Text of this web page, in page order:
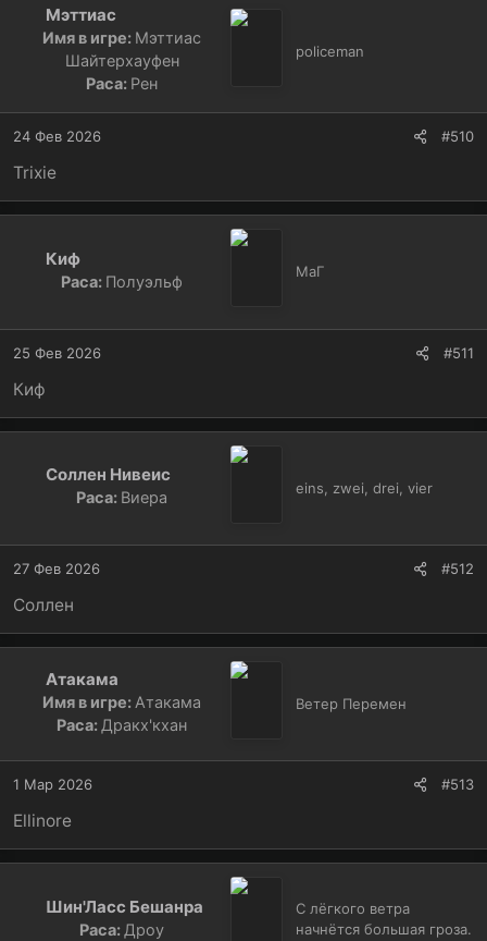
Мэттиас
Имя в игре: Мэттиас
Шайтерхауфен
Раса: Рен
policeman
24 Фев 2026 #510
Trixie
Киф
Раса: Полуэльф
МаГ
25 Фев 2026 #511
Киф
Соллен Нивеис
Раса: Виера
eins, zwei, drei, vier
27 Фев 2026 #512
Соллен
Атакама
Имя в игре:Атакама
Раса:Дракх'кхан
Ветер Перемен
1 Мар 2026 #513
Ellinore
Шин'Ласс Бешанра
Раса:Дроу
С лёгкого ветра
начнётся большая гроза.